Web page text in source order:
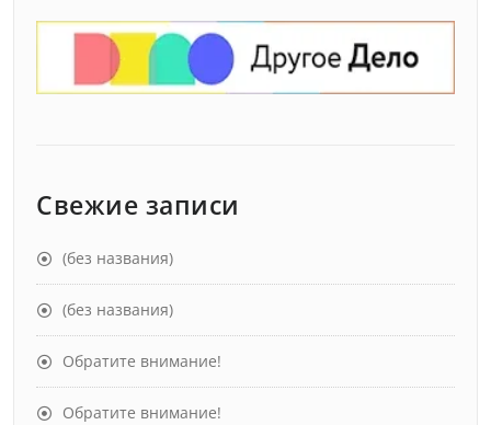
Свежие записи
(без названия)
(без названия)
Обратите внимание!
Обратите внимание!